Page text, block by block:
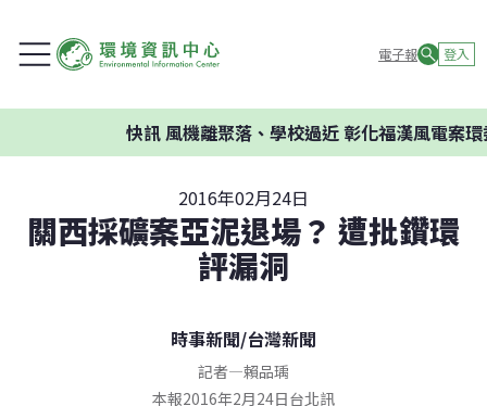
電子報 登入
風機離聚落、學校過近 彰化福漢風電案環委建議
2016年02月24日
關西採礦案亞泥退場？ 遭批鑽環
評漏洞
時事新聞/台灣新聞
記者—賴品瑀
本報2016年2月24日台北訊